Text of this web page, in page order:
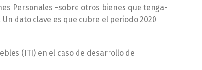
Personales -sobre otros bienes que tenga-
dato clave es que cubre el periodo 2020
(ITI) en el caso de desarrollo de